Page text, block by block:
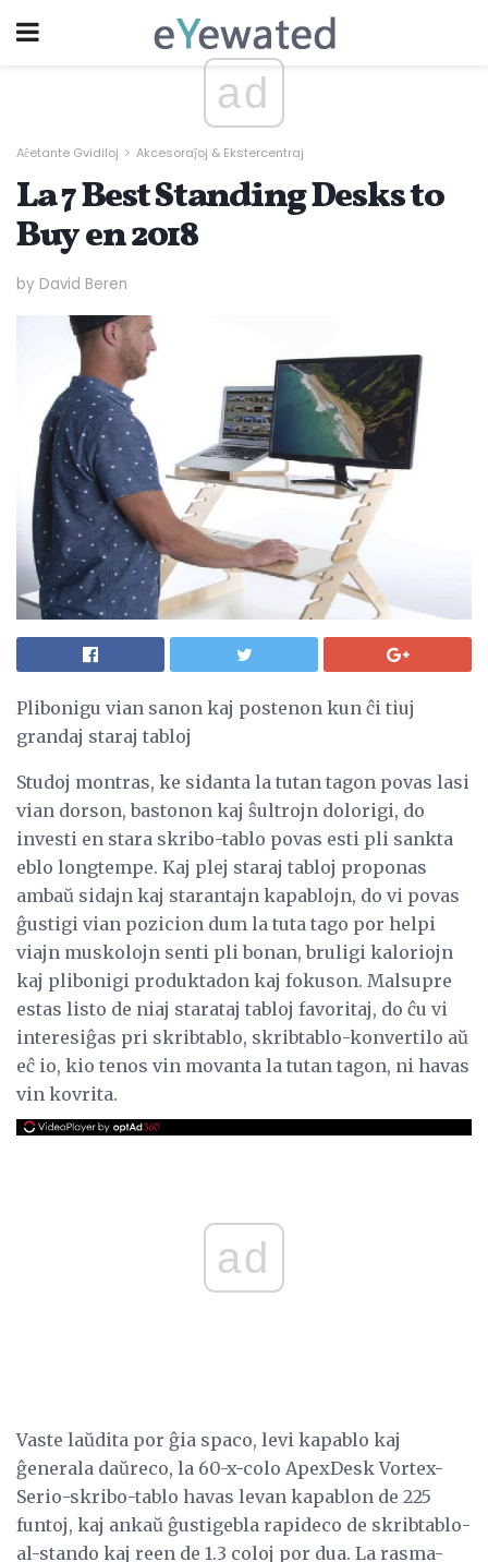
ad
Aĉetante Gvidiloj Akcesoraĵoj & Ekstercentraj
La 7 Best Standing Desks to
Buy en 2018
by David Beren
Plibonigu vian sanon kaj postenon kun ĉi tiuj
grandaj staraj tabloj
Studoj montras, ke sidanta la tutan tagon povas lasi
vian dorson, bastonon kaj ŝultrojn dolorigi, do
investi en stara skribo-tablo povas esti pli sankta
eblo longtempe. Kaj plej staraj tabloj proponas
ambaŭ sidajn kaj starantajn kapablojn, do vi povas
ĝustigi vian pozicion dum la tuta tago por helpi
viajn muskolojn senti pli bonan, bruligi kaloriojn
kaj plibonigi produktadon kaj fokuson. Malsupre
estas listo de niaj starataj tabloj favoritaj, do ĉu vi
interesiĝas pri skribtablo, skribtablo-konvertilo aŭ
eĉ io, kio tenos vin movanta la tutan tagon, ni havas
vin kovrita.
ad
Vaste laŭdita por ĝia spaco, levi kapablo kaj
ĝenerala daŭreco, la 60-x-colo ApexDesk ​​Vortex-
Serio-skribo-tablo havas levan kapablon de 225
funtoj, kaj ankaŭ ĝustigebla rapideco de skribtablo-
al-stando kaj reen de 1.3 coloj por dua. La rasma-